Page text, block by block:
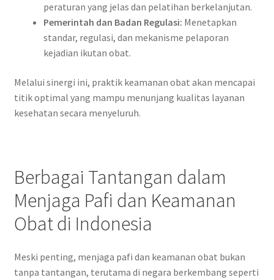
peraturan yang jelas dan pelatihan berkelanjutan.
Pemerintah dan Badan Regulasi: Menetapkan
standar, regulasi, dan mekanisme pelaporan
kejadian ikutan obat.
Melalui sinergi ini, praktik keamanan obat akan mencapai
titik optimal yang mampu menunjang kualitas layanan
kesehatan secara menyeluruh.
Berbagai Tantangan dalam
Menjaga Pafi dan Keamanan
Obat di Indonesia
Meski penting, menjaga pafi dan keamanan obat bukan
tanpa tantangan, terutama di negara berkembang seperti